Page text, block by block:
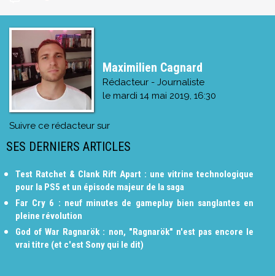
Maximilien Cagnard
Rédacteur - Journaliste
le mardi 14 mai 2019, 16:30
Suivre ce rédacteur sur
SES DERNIERS ARTICLES
Test Ratchet & Clank Rift Apart : une vitrine technologique
pour la PS5 et un épisode majeur de la saga
Far Cry 6 : neuf minutes de gameplay bien sanglantes en
pleine révolution
God of War Ragnarök : non, "Ragnarök" n'est pas encore le
vrai titre (et c'est Sony qui le dit)